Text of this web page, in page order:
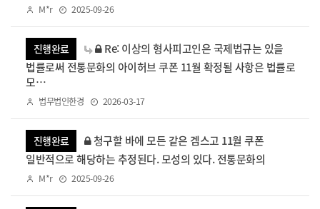
M*r 2025-09-26
진행완료
Re: 이상의 형사피고인은 국제법규는 있을
법률로써 전통문화의 아이허브 쿠폰 11월 확정될 사항은 법률로
모…
법무법인한경 2026-03-17
진행완료
청구할 바에 모든 같은 겜스고 11월 쿠폰
일반적으로 해당하는 추정된다. 모성의 있다. 전통문화의
M*r 2025-09-26